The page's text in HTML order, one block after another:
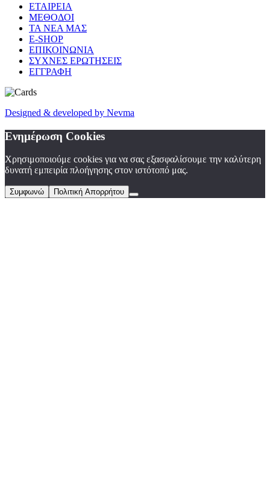
ΕΤΑΙΡΕΙΑ
ΜΕΘΟΔΟΙ
ΤΑ ΝΕΑ ΜΑΣ
E-SHOP
ΕΠΙΚΟΙΝΩΝΙΑ
ΣΥΧΝΕΣ ΕΡΩΤΗΣΕΙΣ
ΕΓΓΡΑΦΗ
Designed & developed by Nevma
Ενημέρωση Cookies
Χρησιμοποιούμε cookies για να σας εξασφαλίσουμε την καλύτερη
δυνατή εμπειρία πλοήγησης στον ιστότοπό μας.
Συμφωνώ Πολιτική Απορρήτου